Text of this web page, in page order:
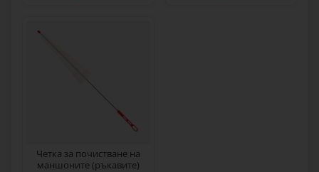
Четка за почистване на
маншоните (ръкавите)